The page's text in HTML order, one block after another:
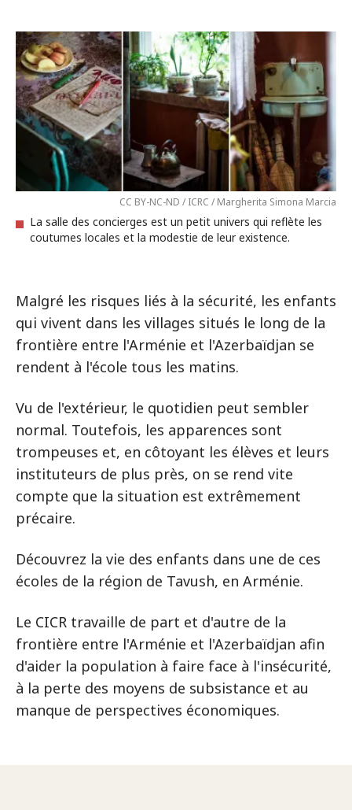
CC BY-NC-ND / ICRC / Margherita Simona Marcia
La salle des concierges est un petit univers qui reflète les
coutumes locales et la modestie de leur existence.
Malgré les risques liés à la sécurité, les enfants
qui vivent dans les villages situés le long de la
frontière entre l'Arménie et l'Azerbaïdjan se
rendent à l'école tous les matins.
Vu de l'extérieur, le quotidien peut sembler
normal. Toutefois, les apparences sont
trompeuses et, en côtoyant les élèves et leurs
instituteurs de plus près, on se rend vite
compte que la situation est extrêmement
précaire.
Découvrez la vie des enfants dans une de ces
écoles de la région de Tavush, en Arménie.
Le CICR travaille de part et d'autre de la
frontière entre l'Arménie et l'Azerbaïdjan afin
d'aider la population à faire face à l'insécurité,
à la perte des moyens de subsistance et au
manque de perspectives économiques.